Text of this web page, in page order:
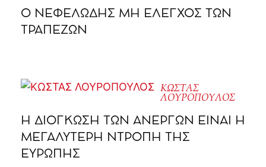
Ο ΝΕΦΕΛΩΔΗΣ ΜΗ ΕΛΕΓΧΟΣ ΤΩΝ
ΤΡΑΠΕΖΩΝ
ΚΩΣΤΑΣ
ΛΟΥΡΟΠΟΥΛΟΣ
Η ΔΙΟΓΚΩΣΗ ΤΩΝ ΑΝΕΡΓΩΝ ΕΙΝΑΙ Η
ΜΕΓΑΛΥΤΕΡΗ ΝΤΡΟΠΗ ΤΗΣ
ΕΥΡΩΠΗΣ